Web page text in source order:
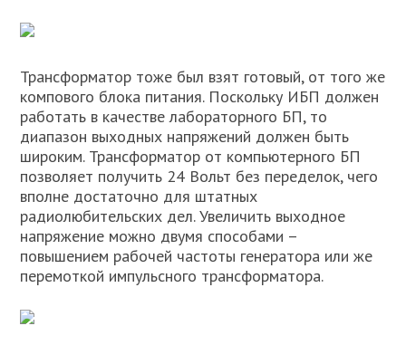
Трансформатор тоже был взят готовый, от того же
компового блока питания. Поскольку ИБП должен
работать в качестве лабораторного БП, то
диапазон выходных напряжений должен быть
широким. Трансформатор от компьютерного БП
позволяет получить 24 Вольт без переделок, чего
вполне достаточно для штатных
радиолюбительских дел. Увеличить выходное
напряжение можно двумя способами –
повышением рабочей частоты генератора или же
перемоткой импульсного трансформатора.